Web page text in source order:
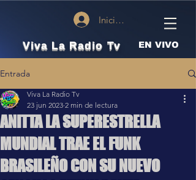
Iniciar sesión
Viva La Radio Tv EN VIVO
Entrada
ANITTA LA SUPERESTRELLA
MUNDIAL TRAE EL FUNK
BRASILEÑO CON SU NUEVO
Viva La Radio Tv
23 jun 2023 2 min de lectura